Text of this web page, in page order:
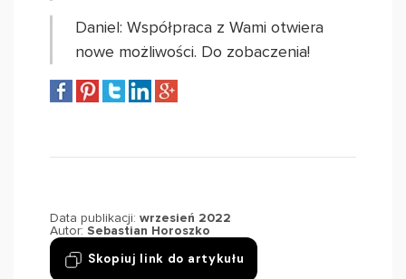
Daniel: Współpraca z Wami otwiera
nowe możliwości. Do zobaczenia!
Data publikacji: wrzesień 2022
Autor: Sebastian Horoszko
Skopiuj link do artykułu